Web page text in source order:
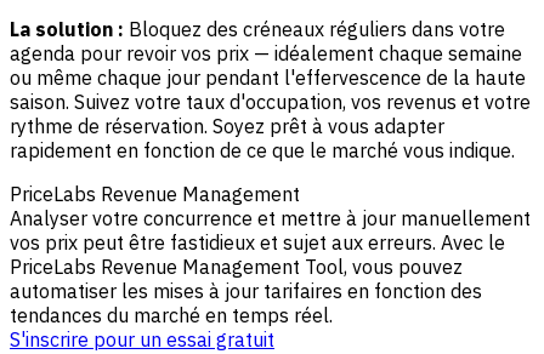
La solution : Bloquez des créneaux réguliers dans votre
agenda pour revoir vos prix — idéalement chaque semaine
ou même chaque jour pendant l'effervescence de la haute
saison. Suivez votre taux d'occupation, vos revenus et votre
rythme de réservation. Soyez prêt à vous adapter
rapidement en fonction de ce que le marché vous indique.
PriceLabs Revenue Management
Analyser votre concurrence et mettre à jour manuellement
vos prix peut être fastidieux et sujet aux erreurs. Avec le
PriceLabs Revenue Management Tool, vous pouvez
automatiser les mises à jour tarifaires en fonction des
tendances du marché en temps réel.
S'inscrire pour un essai gratuit